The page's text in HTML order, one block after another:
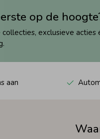
op de
exclusieve
aan